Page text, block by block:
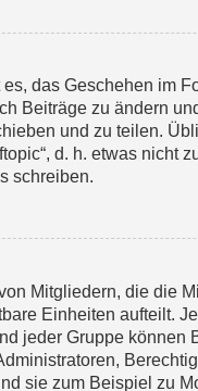
das Geschehen im
Beiträge zu ändern
und zu teilen.
d. h. etwas nicht
schreiben.
Mitgliedern, die die
Einheiten aufteilt.
jeder Gruppe können
sie zum Beispiel zu